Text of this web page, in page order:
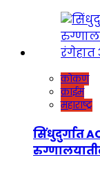
कोकण
क्राईम
महाराष्ट्र
सिंधुदुर्गात